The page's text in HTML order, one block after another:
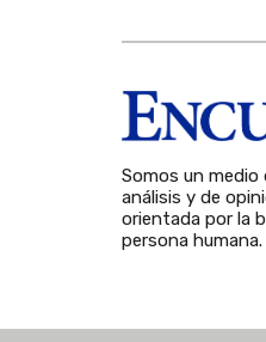
Somos un
análisis y de
orientada por la
persona humana.